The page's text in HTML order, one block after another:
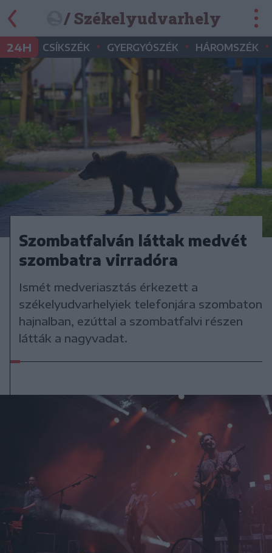
/ Székelyudvarhely
24H CSÍKSZÉK • GYERGYÓSZÉK • HÁROMSZÉK •
Szombatfalván láttak medvét
szombatra virradóra
Ismét medveriasztás érkezett a
székelyudvarhelyiek telefonjára szombaton
hajnalban, ezúttal a szombatfalvi részen
látták a nagyvadat.